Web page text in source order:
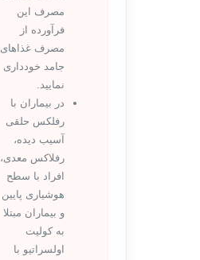
مصرف این
فرآورده از
مصرف غذاهای
جامد خودداری
نمایید.
در بیماران با
رفلکس حلقی
آسیب دیده،
رفلاکس معدی،
افراد با سطح
هوشیاری پایین
و بیماران مبتلا
به کولیت
اولسراتیو با